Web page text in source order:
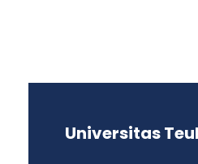
Universitas